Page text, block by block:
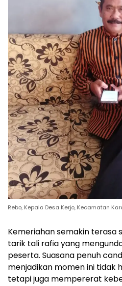
Rebo, Kepala Desa Kerjo, Kecamatan
Kemeriahan semakin terasa
tarik tali rafia yang
peserta. Suasana penuh
menjadikan momen ini tidak
tetapi juga mempererat